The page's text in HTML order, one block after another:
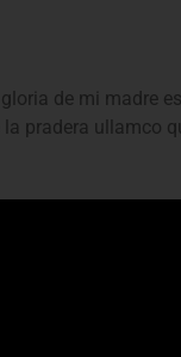
de mi madre
la pradera ullamco